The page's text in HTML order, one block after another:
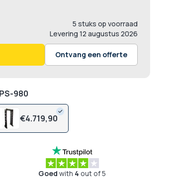
5 stuks op voorraad
Levering 12 augustus 2026
Ontvang een offerte
980
€4.719,90
Goed with 4 out of 5